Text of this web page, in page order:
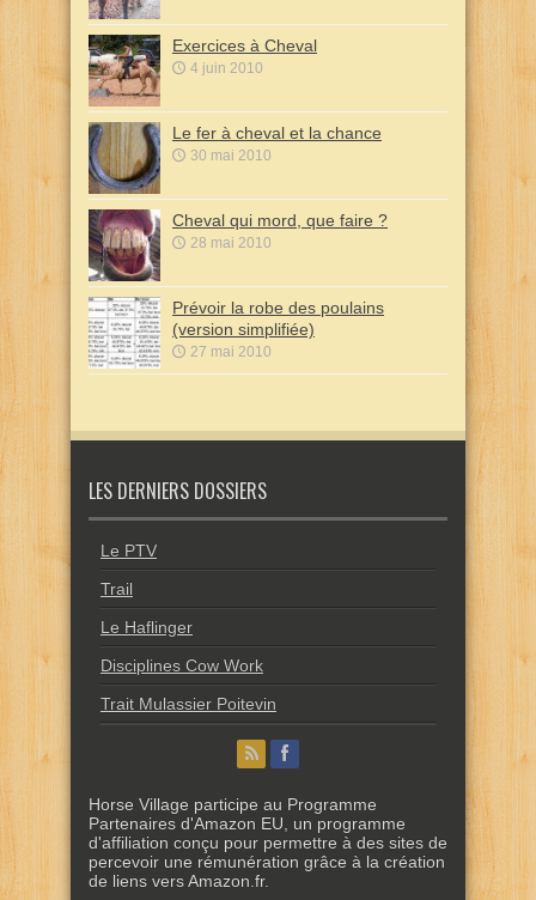
Exercices à Cheval
4 juin 2010
Le fer à cheval et la chance
30 mai 2010
Cheval qui mord, que faire ?
28 mai 2010
Prévoir la robe des poulains
(version simplifiée)
27 mai 2010
LES DERNIERS DOSSIERS
Le PTV
Trail
Le Haflinger
Disciplines Cow Work
Trait Mulassier Poitevin
Horse Village participe au Programme
Partenaires d'Amazon EU, un programme
d'affiliation conçu pour permettre à des sites de
percevoir une rémunération grâce à la création
de liens vers Amazon.fr.